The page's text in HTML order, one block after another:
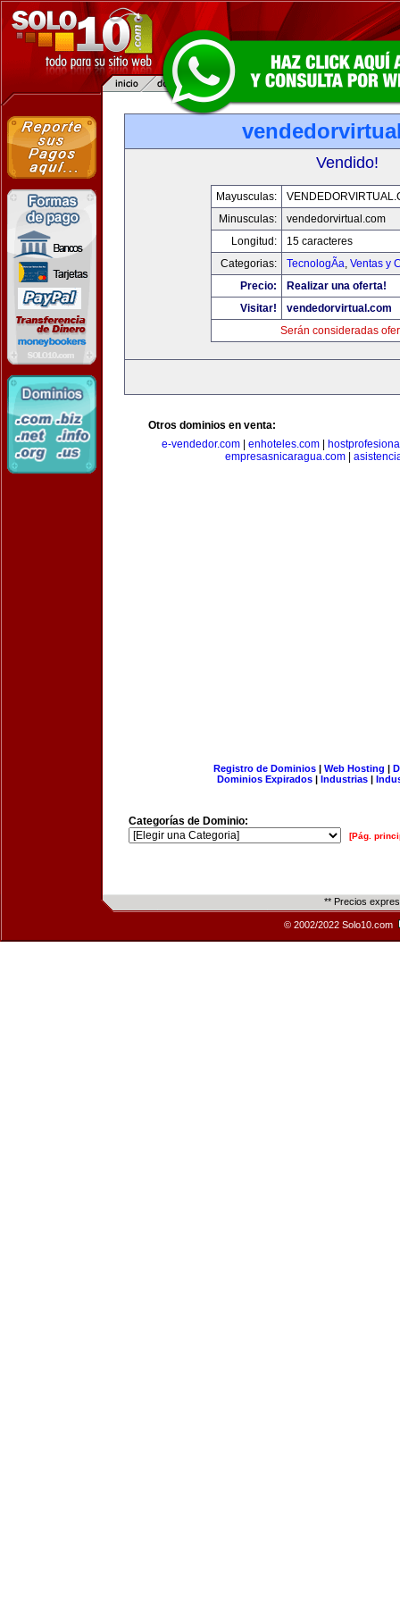
Vendido!
Mayusculas:
Minusculas:
vendedorvirtual.com
Longitud:
15 caracteres
Categorias:
TecnologÃ­a, Ventas y
Precio:
Realizar una oferta!
Visitar!
vendedorvirtual.com
Serán consideradas
Otros dominios en venta:
e-vendedor.com| enhoteles.com|
empresasnicaragua.com
Registro de Dominios| Web Hosting |
Dominios Expirados | Industrias |
Categorías de Dominio:
[Pág.
** Precios
© 2002/2022 Solo10.com